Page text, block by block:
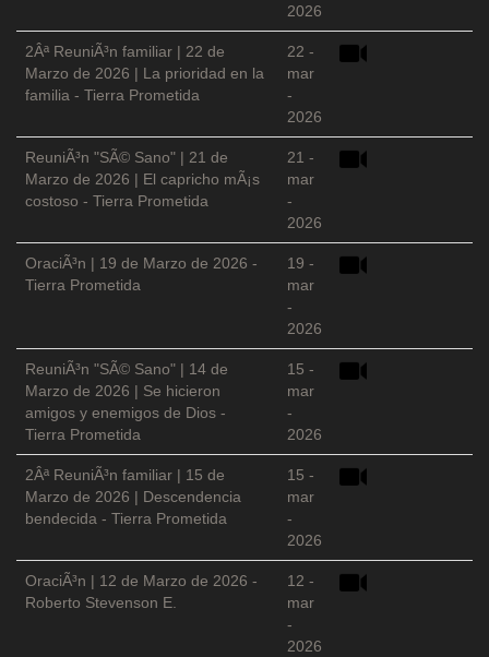
2026
2Âª ReuniÃ³n familiar | 22 de
Marzo de 2026 | La prioridad en la
familia - Tierra Prometida
22 -
mar
-
2026
ReuniÃ³n "SÃ© Sano" | 21 de
Marzo de 2026 | El capricho mÃ¡s
costoso - Tierra Prometida
21 -
mar
-
2026
OraciÃ³n | 19 de Marzo de 2026 -
Tierra Prometida
19 -
mar
-
2026
ReuniÃ³n "SÃ© Sano" | 14 de
Marzo de 2026 | Se hicieron
amigos y enemigos de Dios -
Tierra Prometida
15 -
mar
-
2026
2Âª ReuniÃ³n familiar | 15 de
Marzo de 2026 | Descendencia
bendecida - Tierra Prometida
15 -
mar
-
2026
OraciÃ³n | 12 de Marzo de 2026 -
Roberto Stevenson E.
12 -
mar
-
2026